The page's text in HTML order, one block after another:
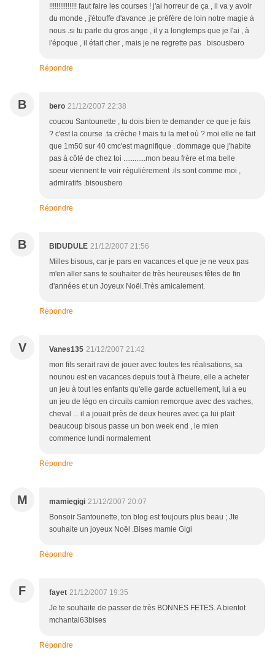
!!!!!!!!!!!!!!! faut faire les courses ! j'ai horreur de ça , il va y avoir
du monde , j'étouffe d'avance .je préfère de loin notre magie à
nous .si tu parle du gros ange , il y a longtemps que je l'ai , à
l'époque , il était cher , mais je ne regrette pas . bisousbero
Répondre
B bero 21/12/2007 22:38
coucou Santounette , tu dois bien te demander ce que je fais
? c'est la course .ta crèche ! mais tu la met où ? moi elle ne fait
que 1m50 sur 40 cmc'est magnifique . dommage que j'habite
pas à côté de chez toi ............mon beau frère et ma belle
soeur viennent te voir régulièrement .ils sont comme moi ,
admiratifs .bisousbero
Répondre
B BIDUDULE 21/12/2007 21:56
Milles bisous, car je pars en vacances et que je ne veux pas
m'en aller sans te souhaiter de très heureuses fêtes de fin
d'années et un Joyeux Noël.Très amicalement.
Répondre
V Vanes135 21/12/2007 21:42
mon fils serait ravi de jouer avec toutes tes réalisations, sa
nounou est en vacances depuis tout à l'heure, elle a acheter
un jeu à tout les enfants qu'elle garde actuellement, lui a eu
un jeu de légo en circuits camion remorque avec des vaches,
cheval ... il a jouait près de deux heures avec ça lui plait
beaucoup bisous passe un bon week end , le mien
commence lundi normalement
Répondre
M mamiegigi 21/12/2007 20:07
Bonsoir Santounette, ton blog est toujours plus beau ; Jte
souhaite un joyeux Noël .Bises mamie Gigi
Répondre
F fayet 21/12/2007 19:35
Je te souhaite de passer de très BONNES FETES. A bientot
mchantal63bises
Répondre